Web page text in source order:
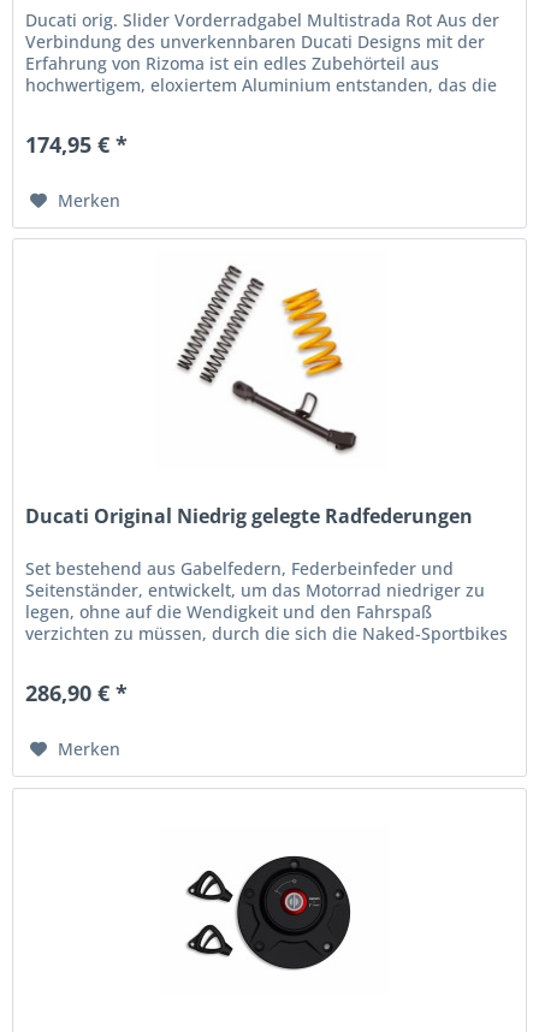
Ducati orig. Slider Vorderradgabel Multistrada Rot Aus der
Verbindung des unverkennbaren Ducati Designs mit der
Erfahrung von Rizoma ist ein edles Zubehörteil aus
hochwertigem, eloxiertem Aluminium entstanden, das die
174,95 € *
Merken
Ducati Original Niedrig gelegte Radfederungen
Set bestehend aus Gabelfedern, Federbeinfeder und
Seitenständer, entwickelt, um das Motorrad niedriger zu
legen, ohne auf die Wendigkeit und den Fahrspaß
verzichten zu müssen, durch die sich die Naked-Sportbikes
286,90 € *
Merken